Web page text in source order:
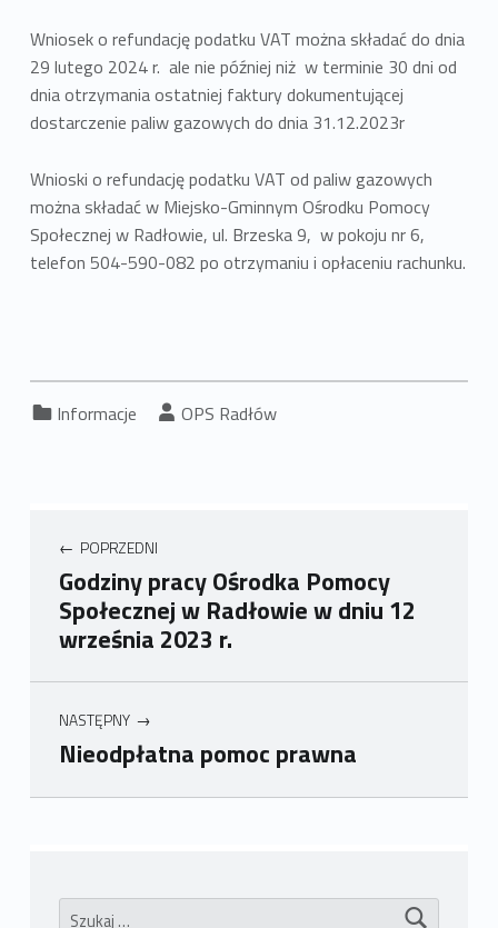
Wniosek o refundację podatku VAT można składać do dnia
29 lutego 2024 r. ale nie później niż w terminie 30 dni od
dnia otrzymania ostatniej faktury dokumentującej
dostarczenie paliw gazowych do dnia 31.12.2023r
Wnioski o refundację podatku VAT od paliw gazowych
można składać w Miejsko-Gminnym Ośrodku Pomocy
Społecznej w Radłowie, ul. Brzeska 9, w pokoju nr 6,
telefon 504-590-082 po otrzymaniu i opłaceniu rachunku.
Informacje Napisany przez:
OPS Radłów
POPRZEDNI
Godziny pracy Ośrodka Pomocy
Społecznej w Radłowie w dniu 12
września 2023 r.
NASTĘPNY
Nieodpłatna pomoc prawna
Wróć do głównej nawigacji
Szukaj: